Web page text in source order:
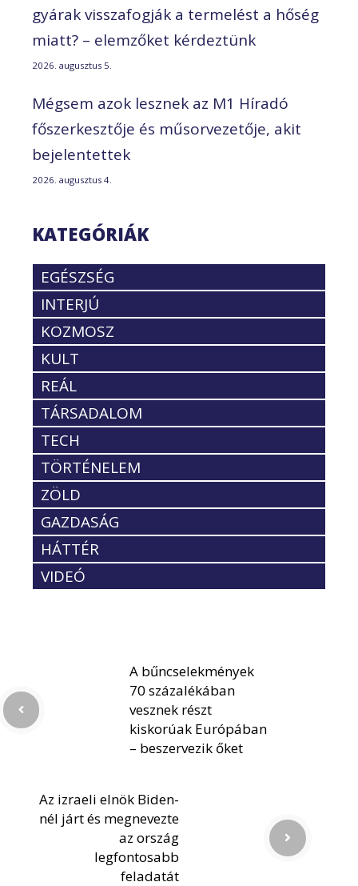
gyárak visszafogják a termelést a hőség
miatt? – elemzőket kérdeztünk
2026. augusztus 5.
Mégsem azok lesznek az M1 Híradó
főszerkesztője és műsorvezetője, akit
bejelentettek
2026. augusztus 4.
KATEGÓRIÁK
EGÉSZSÉG
INTERJÚ
KOZMOSZ
KULT
REÁL
TÁRSADALOM
TECH
TÖRTÉNELEM
ZÖLD
GAZDASÁG
HÁTTÉR
VIDEÓ
A bűncselekmények
70 százalékában
vesznek részt
kiskorúak Európában
– beszervezik őket
Az izraeli elnök Biden-
nél járt és megnevezte
az ország
legfontosabb
feladatát